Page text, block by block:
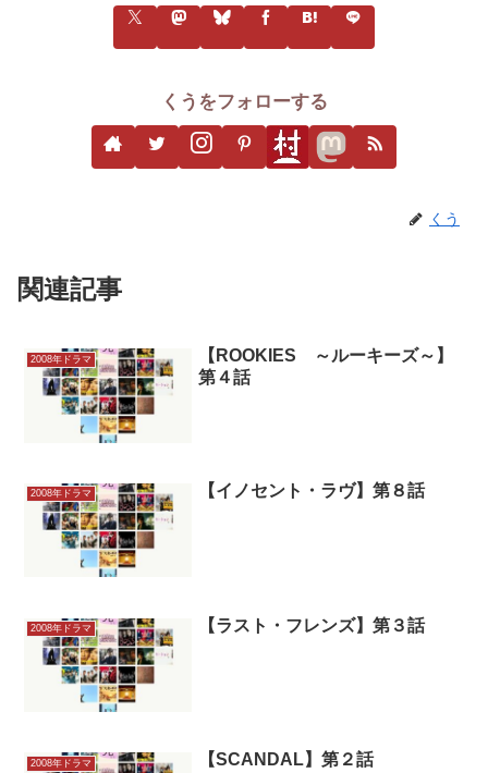
くうをフォローする
くう
関連記事
2008年ドラマ
【ROOKIES ～ルーキーズ～】
第４話
2008年ドラマ 【イノセント・ラヴ】第８話
2008年ドラマ 【ラスト・フレンズ】第３話
2008年ドラマ 【SCANDAL】第２話